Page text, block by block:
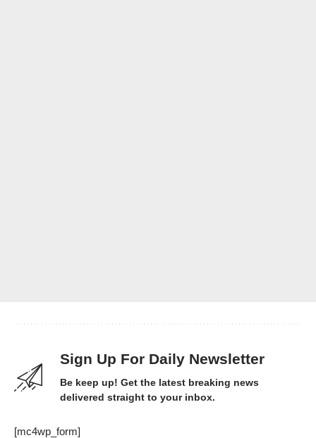
Sign Up For Daily Newsletter
Be keep up! Get the latest breaking news
delivered straight to your inbox.
[mc4wp_form]